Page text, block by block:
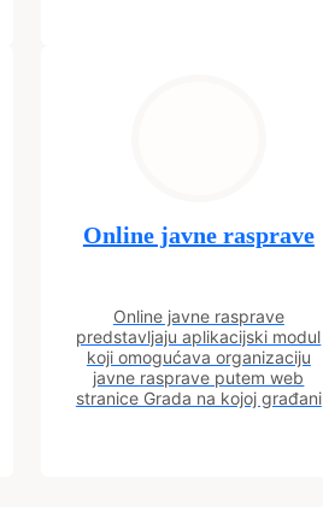
Online javne rasprave
Online javne rasprave
predstavljaju aplikacijski modul
koji omogućava organizaciju
javne rasprave putem web
stranice Grada na kojoj građani